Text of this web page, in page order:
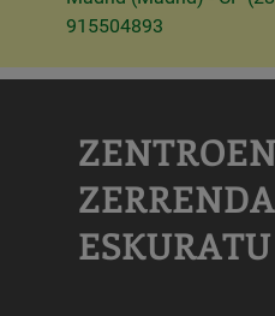
915504893
ZENTROEN
ZERRENDA
ESKURATU